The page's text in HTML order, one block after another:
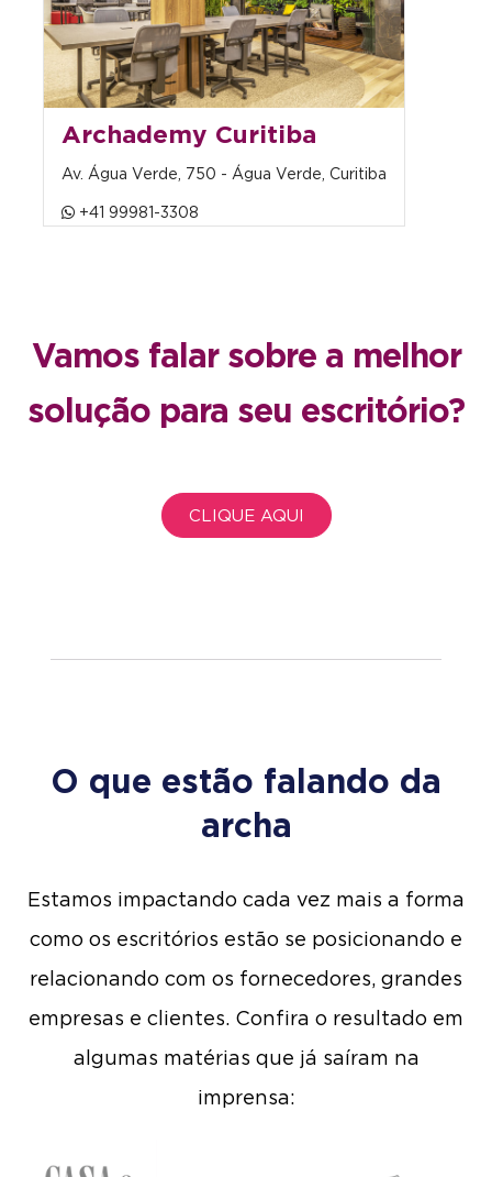
Archademy Curitiba
Av. Água Verde, 750 - Água Verde, Curitiba
+41 99981-3308
Vamos falar sobre a melhor
solução para seu escritório?
CLIQUE AQUI
O que estão falando da
archa
Estamos impactando cada vez mais a forma
como os escritórios estão se posicionando e
relacionando com os fornecedores, grandes
empresas e clientes. Confira o resultado em
algumas matérias que já saíram na
imprensa: